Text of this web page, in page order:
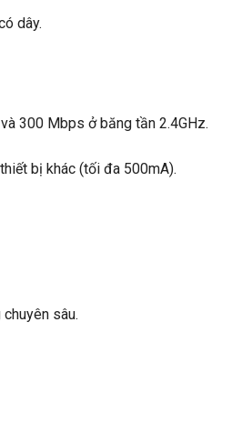
dây.
300 Mbps ở băng tần 2.4GHz.
bị khác (tối đa 500mA).
sâu.